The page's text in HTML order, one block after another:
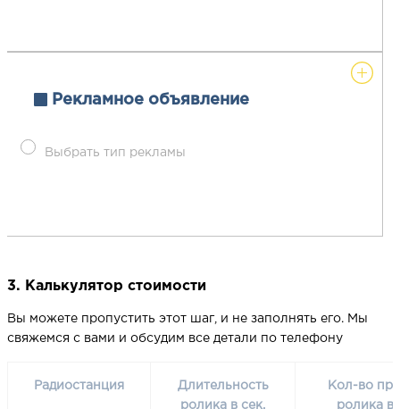
Рекламное объявление
Выбрать тип рекламы
3. Калькулятор стоимости
Вы можете пропустить этот шаг, и не заполнять его. Мы
свяжемся с вами и обсудим все детали по телефону
Радиостанция
Длительность
ролика в сек.
Кол-во
ролика в